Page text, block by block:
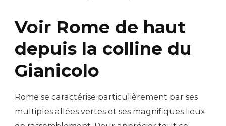
Voir Rome de haut
depuis la colline du
Gianicolo
Rome se caractérise particulièrement par ses
multiples allées vertes et ses magnifiques lieux